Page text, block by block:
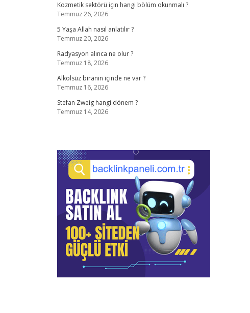
Kozmetik sektörü için hangi bölüm okunmalı ?
Temmuz 26, 2026
5 Yaşa Allah nasıl anlatılır ?
Temmuz 20, 2026
Radyasyon alınca ne olur ?
Temmuz 18, 2026
Alkolsüz biranın içinde ne var ?
Temmuz 16, 2026
Stefan Zweig hangi dönem ?
Temmuz 14, 2026